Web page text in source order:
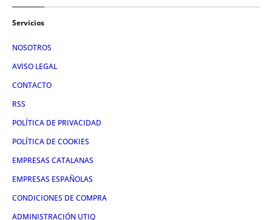
Servicios
NOSOTROS
AVISO LEGAL
CONTACTO
RSS
POLÍTICA DE PRIVACIDAD
POLÍTICA DE COOKIES
EMPRESAS CATALANAS
EMPRESAS ESPAÑOLAS
CONDICIONES DE COMPRA
ADMINISTRACIÓN UTIQ